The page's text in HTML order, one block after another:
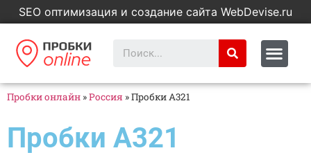
SEO оптимизация и создание сайта WebDevise.ru
Пробки онлайн »Россия »Пробки А321
Пробки А321